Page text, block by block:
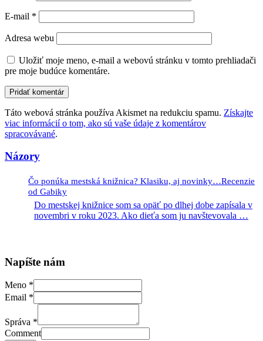
E-mail *
Adresa webu
Uložiť moje meno, e-mail a webovú stránku v tomto prehliadači
pre moje budúce komentáre.
Táto webová stránka používa Akismet na redukciu spamu. Získajte
viac informácií o tom, ako sú vaše údaje z komentárov
spracovávané.
Názory
Čo ponúka mestská knižnica? Klasiku, aj novinky…Recenzie
od Gabiky
Do mestskej knižnice som sa opäť po dlhej dobe zapísala v
novembri v roku 2023. Ako dieťa som ju navštevovala …
Napíšte nám
Meno *
Email *
Správa *
Comment